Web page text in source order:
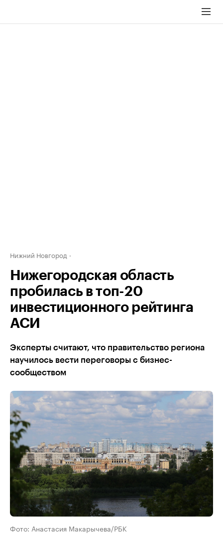
Нижний Новгород
Нижегородская область
пробилась в топ-20
инвестиционного рейтинга
АСИ
Эксперты считают, что правительство региона
научилось вести переговоры с бизнес-
сообществом
Фото: Анастасия Макарычева/РБК